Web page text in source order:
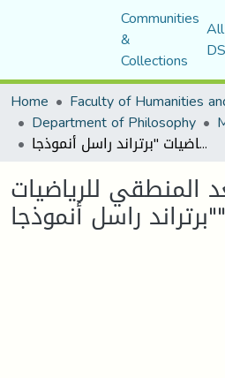
Communities
&
Collections
Home
Department of Philosophy
استئناف البعد المنطقي للرياضيات "برتراند راسل أنموذجا"
المنطقي للرياضيات
"برتراند راسل أنموذجا"